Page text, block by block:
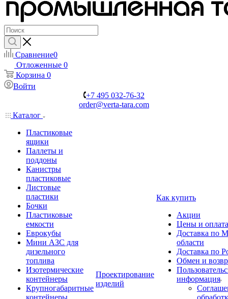
Сравнение0
Отложенные 0
Корзина 0
Войти
+7 495 032-76-32
order@verta-tara.com
Каталог
Пластиковые
ящики
Паллеты и
поддоны
Канистры
пластиковые
Листовые
пластики
Бочки
Пластиковые
емкости
Еврокубы
Мини АЗС для
дизельного
топлива
Изотермические
контейнеры
Крупногабаритные
контейнеры
Проектирование
изделий
Как купить
Акции
Цены и оплата
Доставка по
области
Доставка по
Обмен и
информация